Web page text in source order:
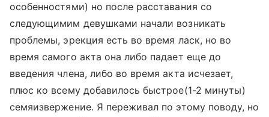
особенностями) но после расставания со
следующимим девушками начали возникать
проблемы, эрекция есть во время ласк, но во
время самого акта она либо падает еще до
введения члена, либо во время акта исчезает,
плюс ко всему добавилось быстрое(1-2 минуты)
семяизвержение. Я переживал по этому поводу, но